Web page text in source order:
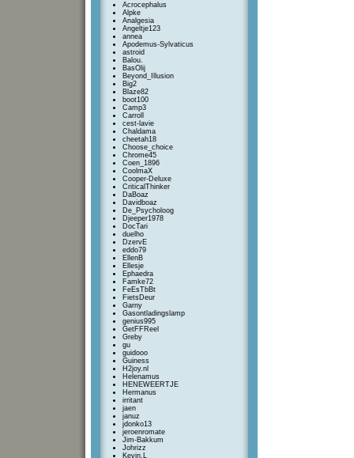
Acrocephalus
Alpke
Analgesia
Angeltje123
annea
Apodemus-Sylvaticus
astroid
Balou.
BasOlij
Beyond_Illusion
Big2
Blaze82
boot100
Camp3
Carroll
cest-lavie
Chaldama
cheetah18
Choose_choice
Chrome45
Coen_1896
CoolmaX
Cooper-Deluxe
CriticalThinker
DaBoaz
Davidboaz
De_Psycholoog
Djeeper1978
DocTari
duelho
DzervE
eddo79
EllenB
Ellesje
Ephaedra
Famke72
FeEsTbBt
FietsDeur
Garny
Gasontladingslamp
genius995
GetFFReel
Greby
gu
guidooo
Guiness
H2joy.nl
Helenamus
HENEWEERTJE
Hermanus
irritant
jaen
januz
jdonko13
jeroenromate
Jim-Bakkum
Johrizz
Kevin.L